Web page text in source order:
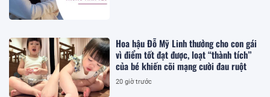
Hoa hậu Đỗ Mỹ Linh thưởng cho con gái
vì điểm tốt đạt được, loạt “thành tích”
của bé khiến cõi mạng cười đau ruột
20 giờ trước